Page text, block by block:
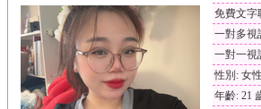
免費文字
一對多視
一對一視
性別: 女性
年齡: 21